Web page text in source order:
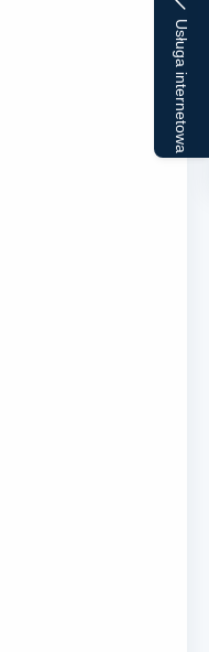
Usługa internetowa